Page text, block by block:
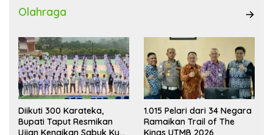
Olahraga
Diikuti 300 Karateka,
Bupati Taput Resmikan
Ujian Kenaikan Sabuk Kyu
1.015 Pelari dari 34 Negara
Ramaikan Trail of The
Kings UTMB 2026